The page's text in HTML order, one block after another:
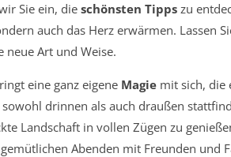
Sie ein, die schönsten Tipps zu
auch das Herz erwärmen. Lassen
neue Art und Weise.
eine ganz eigene Magie mit sich, die
drinnen als auch draußen
Landschaft in vollen Zügen zu
Abenden mit Freunden und